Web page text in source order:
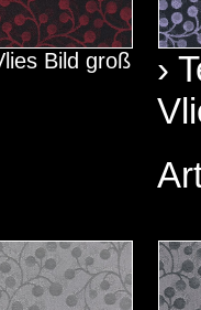
Bild groß
›